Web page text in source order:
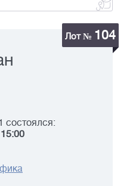
Лот № 104
состоялся: